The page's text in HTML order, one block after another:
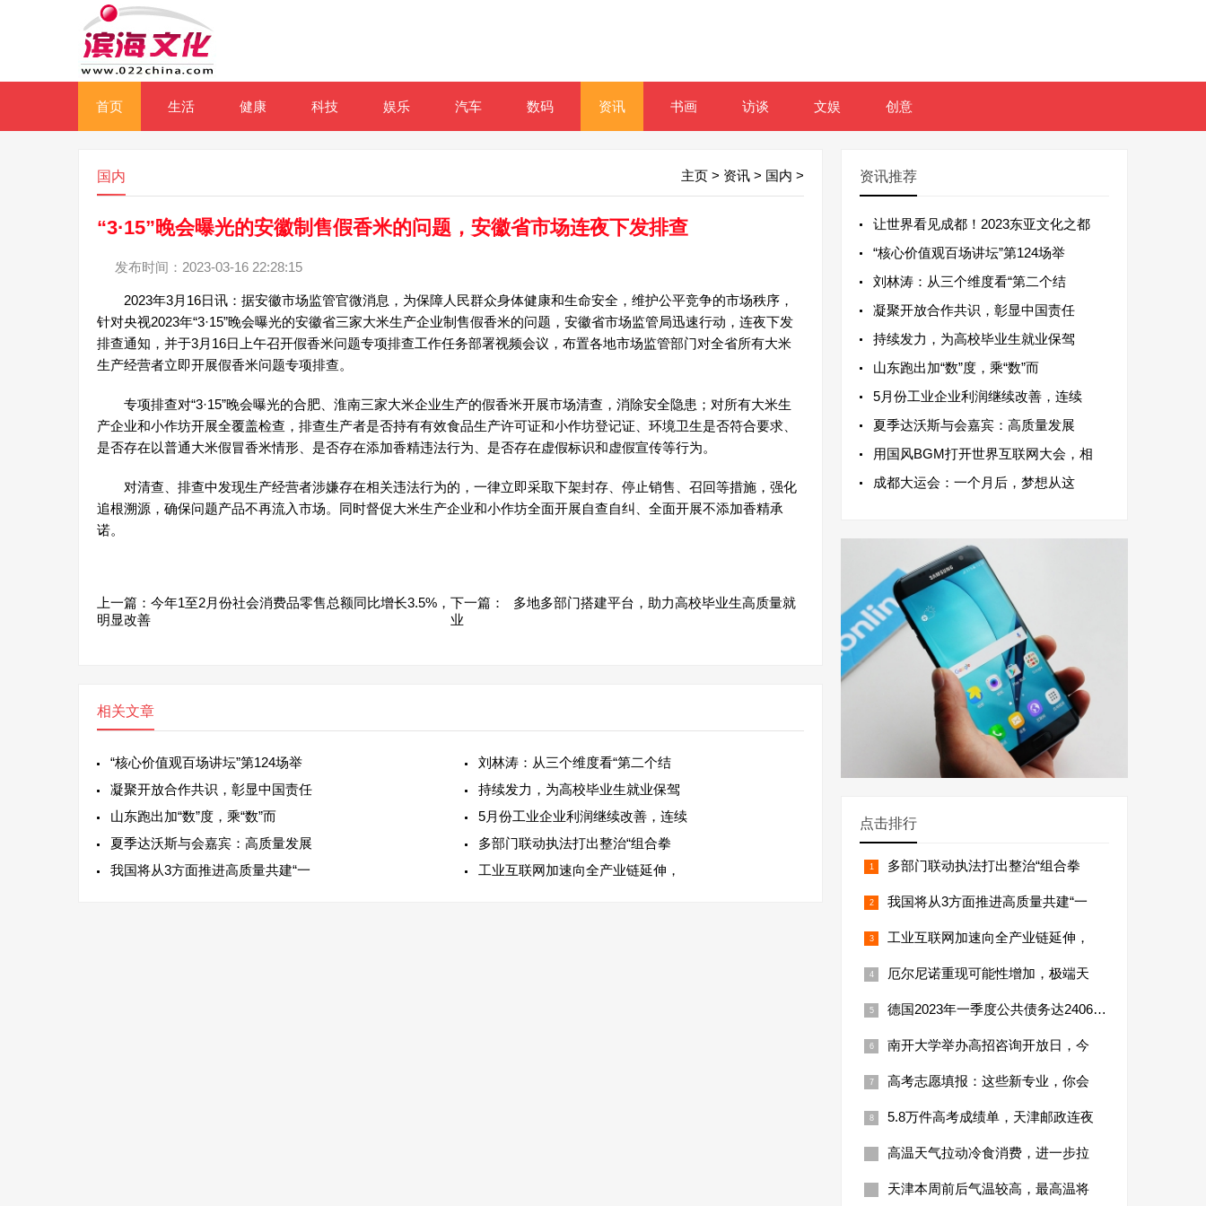
首页 生活 健康 科技 娱乐 汽车 数码 资讯 书画 访谈 文娱 创意
主页 > 资讯 > 国内 >
国内
“3·15”晚会曝光的安徽制售假香米的问题，安徽省市场连夜下发排查
发布时间：2023-03-16 22:28:15
2023年3月16日讯：据安徽市场监管官微消息，为保障人民群众身体健康和生命安全，维护公平竞争的市场秩序，
针对央视2023年“3·15”晚会曝光的安徽省三家大米生产企业制售假香米的问题，安徽省市场监管局迅速行动，连夜下发
排查通知，并于3月16日上午召开假香米问题专项排查工作任务部署视频会议，布置各地市场监管部门对全省所有大米
生产经营者立即开展假香米问题专项排查。
专项排查对“3·15”晚会曝光的合肥、淮南三家大米企业生产的假香米开展市场清查，消除安全隐患；对所有大米生
产企业和小作坊开展全覆盖检查，排查生产者是否持有有效食品生产许可证和小作坊登记证、环境卫生是否符合要求、
是否存在以普通大米假冒香米情形、是否存在添加香精违法行为、是否存在虚假标识和虚假宣传等行为。
对清查、排查中发现生产经营者涉嫌存在相关违法行为的，一律立即采取下架封存、停止销售、召回等措施，强化
追根溯源，确保问题产品不再流入市场。同时督促大米生产企业和小作坊全面开展自查自纠、全面开展不添加香精承
诺。
上一篇： 今年1至2月份社会消费品零售总额同比增长3.5%，
明显改善
下一篇：
多地多部门搭建平台，助力高校毕业生高质量就
业
相关文章
“核心价值观百场讲坛”第124场举
刘林涛：从三个维度看“第二个结
凝聚开放合作共识，彰显中国责任
持续发力，为高校毕业生就业保驾
山东跑出加“数”度，乘“数”而
5月份工业企业利润继续改善，连续
夏季达沃斯与会嘉宾：高质量发展
多部门联动执法打出整治“组合拳
我国将从3方面推进高质量共建“一
工业互联网加速向全产业链延伸，
资讯推荐
让世界看见成都！2023东亚文化之都
“核心价值观百场讲坛”第124场举
刘林涛：从三个维度看“第二个结
凝聚开放合作共识，彰显中国责任
持续发力，为高校毕业生就业保驾
山东跑出加“数”度，乘“数”而
5月份工业企业利润继续改善，连续
夏季达沃斯与会嘉宾：高质量发展
用国风BGM打开世界互联网大会，相
成都大运会：一个月后，梦想从这
点击排行
多部门联动执法打出整治“组合拳
我国将从3方面推进高质量共建“一
工业互联网加速向全产业链延伸，
厄尔尼诺重现可能性增加，极端天
德国2023年一季度公共债务达24066亿
南开大学举办高招咨询开放日，今
高考志愿填报：这些新专业，你会
5.8万件高考成绩单，天津邮政连夜
高温天气拉动冷食消费，进一步拉
天津本周前后气温较高，最高温将